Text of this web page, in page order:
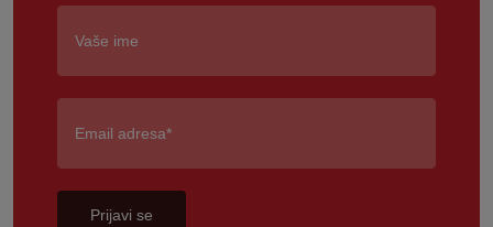
Prijavi se